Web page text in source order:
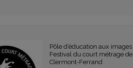
Pôle d’éducation aux images
Festival du court métrage de
Clermont-Ferrand